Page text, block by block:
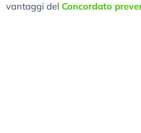
vantaggi del Concordato